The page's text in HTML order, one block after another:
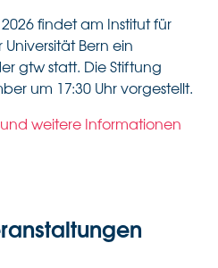
findet am Institut für
Bern ein
gtw statt. Die Stiftung
um 17:30 Uhr vorgestellt.
weitere Informationen